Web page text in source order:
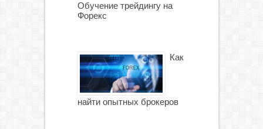
Обучение трейдингу на
Форекс
Как
найти опытных брокеров